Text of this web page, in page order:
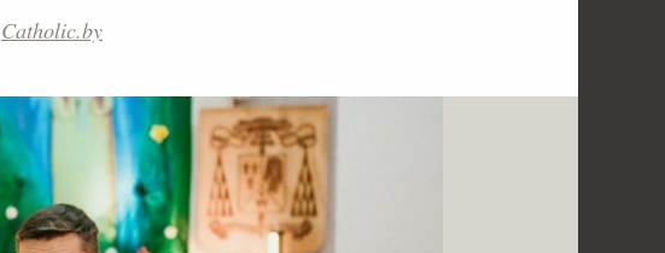
Catholic.by